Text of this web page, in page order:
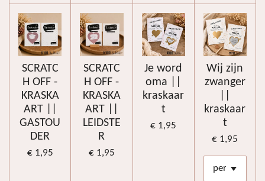
SCRATC
H OFF -
KRASKA
ART ||
GASTOU
DER
€ 1,95
SCRATC
H OFF -
KRASKA
ART ||
LEIDSTE
R
€ 1,95
Je word
oma ||
kraskaar
t
€ 1,95
Wij zijn
zwanger
kraskaar
t
€ 1,95